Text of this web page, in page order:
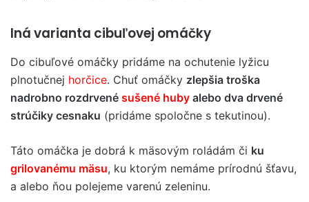
Iná varianta cibuľovej omáčky
Do cibuľové omáčky pridáme na ochutenie lyžicu
plnotučnej horčice. Chuť omáčky zlepšia troška
nadrobno rozdrvené sušené huby alebo dva drvené
strúčiky cesnaku (pridáme spoločne s tekutinou).
Táto omáčka je dobrá k mäsovým roládám či ku
grilovanému mäsu, ku ktorým nemáme prírodnú šťavu,
a alebo ňou polejeme varenú zeleninu.